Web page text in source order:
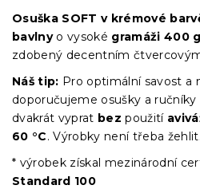
Osuška SOFT v krémové
bavlny o vysoké gramáži 400
zdobený decentním
Náš tip: Pro optimální savost a
doporučujeme osušky a
dvakrát vyprat bez použití
60 °C. Výrobky není třeba žehlit.
* výrobek získal mezinárodní
Standard 100